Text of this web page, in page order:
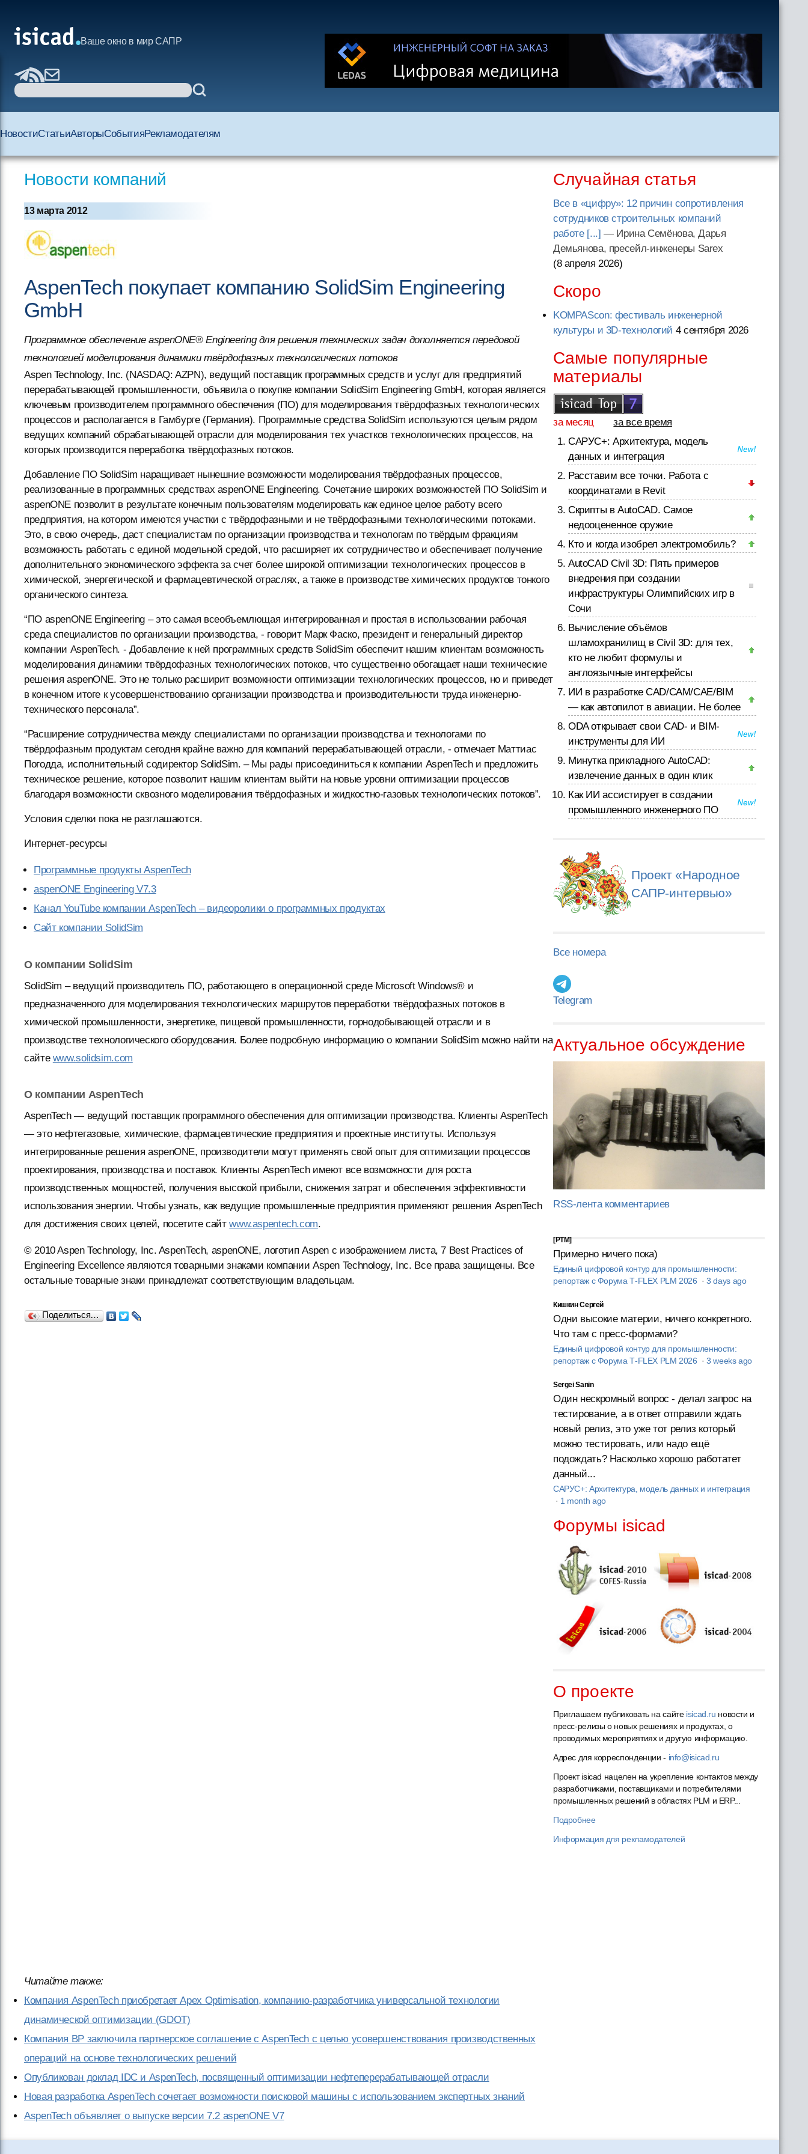
Ваше окно в мир САПР
НовостиСтатьиАвторыСобытияРекламодателям
Новости компаний
13 марта 2012
AspenTech покупает компанию SolidSim Engineering
GmbH
Программное обеспечение aspenONE® Engineering для решения технических задач дополняется передовой
технологией моделирования динамики твёрдофазных технологических потоков
Aspen Technology, Inc. (NASDAQ: AZPN), ведущий поставщик программных средств и услуг для предприятий
перерабатывающей промышленности, объявила о покупке компании SolidSim Engineering GmbH, которая является
ключевым производителем программного обеспечения (ПО) для моделирования твёрдофазных технологических
процессов и располагается в Гамбурге (Германия). Программные средства SolidSim используются целым рядом
ведущих компаний обрабатывающей отрасли для моделирования тех участков технологических процессов, на
которых производится переработка твёрдофазных потоков.
Добавление ПО SolidSim наращивает нынешние возможности моделирования твёрдофазных процессов,
реализованные в программных средствах aspenONE Engineering. Сочетание широких возможностей ПО SolidSim и
aspenONE позволит в результате конечным пользователям моделировать как единое целое работу всего
предприятия, на котором имеются участки с твёрдофазными и не твёрдофазными технологическими потоками.
Это, в свою очередь, даст специалистам по организации производства и технологам по твёрдым фракциям
возможность работать с единой модельной средой, что расширяет их сотрудничество и обеспечивает получение
дополнительного экономического эффекта за счет более широкой оптимизации технологических процессов в
химической, энергетической и фармацевтической отраслях, а также в производстве химических продуктов тонкого
органического синтеза.
“ПО aspenONE Engineering – это самая всеобъемлющая интегрированная и простая в использовании рабочая
среда специалистов по организации производства, - говорит Марк Фаско, президент и генеральный директор
компании AspenTech. - Добавление к ней программных средств SolidSim обеспечит нашим клиентам возможность
моделирования динамики твёрдофазных технологических потоков, что существенно обогащает наши технические
решения aspenONE. Это не только расширит возможности оптимизации технологических процессов, но и приведет
в конечном итоге к усовершенствованию организации производства и производительности труда инженерно-
технического персонала”.
“Расширение сотрудничества между специалистами по организации производства и технологами по
твёрдофазным продуктам сегодня крайне важно для компаний перерабатывающей отрасли, - отмечает Маттиас
Погодда, исполнительный содиректор SolidSim. – Мы рады присоединиться к компании AspenTech и предложить
техническое решение, которое позволит нашим клиентам выйти на новые уровни оптимизации процессов
благодаря возможности сквозного моделирования твёрдофазных и жидкостно-газовых технологических потоков”.
Условия сделки пока не разглашаются.
Интернет-ресурсы
Программные продукты AspenTech
aspenONE Engineering V7.3
Канал YouTube компании AspenTech – видеоролики о программных продуктах
Сайт компании SolidSim
О компании SolidSim
SolidSim – ведущий производитель ПО, работающего в операционной среде Microsoft Windows® и
предназначенного для моделирования технологических маршрутов переработки твёрдофазных потоков в
химической промышленности, энергетике, пищевой промышленности, горнодобывающей отрасли и в
производстве технологического оборудования. Более подробную информацию о компании SolidSim можно найти на
сайте www.solidsim.com
О компании AspenTech
AspenTech — ведущий поставщик программного обеспечения для оптимизации производства. Клиенты AspenTech
— это нефтегазовые, химические, фармацевтические предприятия и проектные институты. Используя
интегрированные решения aspenONE, производители могут применять свой опыт для оптимизации процессов
проектирования, производства и поставок. Клиенты AspenTech имеют все возможности для роста
производственных мощностей, получения высокой прибыли, снижения затрат и обеспечения эффективности
использования энергии. Чтобы узнать, как ведущие промышленные предприятия применяют решения AspenTech
для достижения своих целей, посетите сайтwww.aspentech.com.
© 2010 Aspen Technology, Inc. AspenTech, aspenONE, логотип Aspen с изображением листа, 7 Best Practices of
Engineering Excellence являются товарными знаками компании Aspen Technology, Inc. Все права защищены. Все
остальные товарные знаки принадлежат соответствующим владельцам.
Поделиться…
Читайте также:
Компания AspenTech приобретает Apex Optimisation, компанию-разработчика универсальной технологии
динамической оптимизации (GDOT)
Компания BP заключила партнерское соглашение с AspenTech с целью усовершенствования производственных
операций на основе технологических решений
Опубликован доклад IDC и AspenTech, посвященный оптимизации нефтеперерабатывающей отрасли
Новая разработка AspenTech сочетает возможности поисковой машины с использованием экспертных знаний
AspenTech объявляет о выпуске версии 7.2 aspenONE V7
Случайная статья
Все в «цифру»: 12 причин сопротивления
сотрудников строительных компаний
работе [...] — Ирина Семёнова, Дарья
Демьянова, пресейл-инженеры Sarex
(8 апреля 2026)
Скоро
KOMPAScon: фестиваль инженерной
культуры и 3D-технологий 4 сентября 2026
Самые популярные
материалы
за месяц
за все время
САРУС+: Архитектура, модель
данных и интеграция
Расставим все точки. Работа с
координатами в Revit
Скрипты в AutoCAD. Самое
недооцененное оружие
Кто и когда изобрел электромобиль?
AutoCAD Civil 3D: Пять примеров
внедрения при создании
инфраструктуры Олимпийских игр в
Сочи
Вычисление объёмов
шламохранилищ в Civil 3D: для тех,
кто не любит формулы и
англоязычные интерфейсы
ИИ в разработке CAD/CAM/CAE/BIM
— как автопилот в авиации. Не более
ODA открывает свои CAD- и BIM-
инструменты для ИИ
Минутка прикладного AutoCAD:
извлечение данных в один клик
Как ИИ ассистирует в создании
промышленного инженерного ПО
Проект «Народное
САПР-интервью»
Все номера
Telegram
Актуальное обсуждение
RSS-лента комментариев
[PTM]
Примерно ничего пока)
Единый цифровой контур для промышленности:
репортаж с Форума T‑FLEX PLM 2026 ·3 days ago
Кишкин Сергей
Одни высокие материи, ничего конкретного.
Что там с пресс-формами?
Единый цифровой контур для промышленности:
репортаж с Форума T‑FLEX PLM 2026 ·3 weeks ago
Sergei Sanin
Один нескромный вопрос - делал запрос на
тестирование, а в ответ отправили ждать
новый релиз, это уже тот релиз который
можно тестировать, или надо ещё
подождать? Насколько хорошо работатет
данный...
САРУС+: Архитектура, модель данных и интеграция
· 1 month ago
Форумы isicad
О проекте
Приглашаем публиковать на сайте isicad.ru новости и
пресс-релизы о новых решениях и продуктах, о
проводимых мероприятиях и другую информацию.
Адрес для корреспонденции - info@isicad.ru
Проект isicad нацелен на укрепление контактов между
разработчиками, поставщиками и потребителями
промышленных решений в областях PLM и ERP...
Подробнее
Информация для рекламодателей